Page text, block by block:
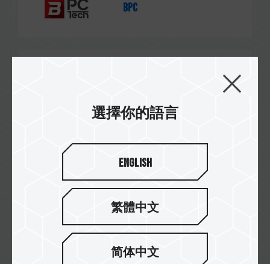
BPC
選擇你的語言
English
繁體中文
简体中文